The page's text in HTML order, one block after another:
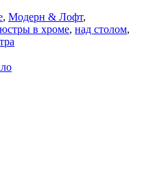
, Модерн & Лофт,
в хроме, над столом,